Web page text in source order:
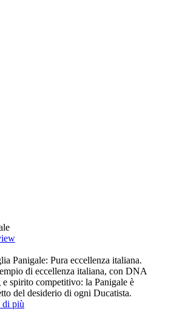
Panigale: Pura eccellenza italiana.
di eccellenza italiana, con DNA
e spirito competitivo: la Panigale è
del desiderio di ogni Ducatista.
di più